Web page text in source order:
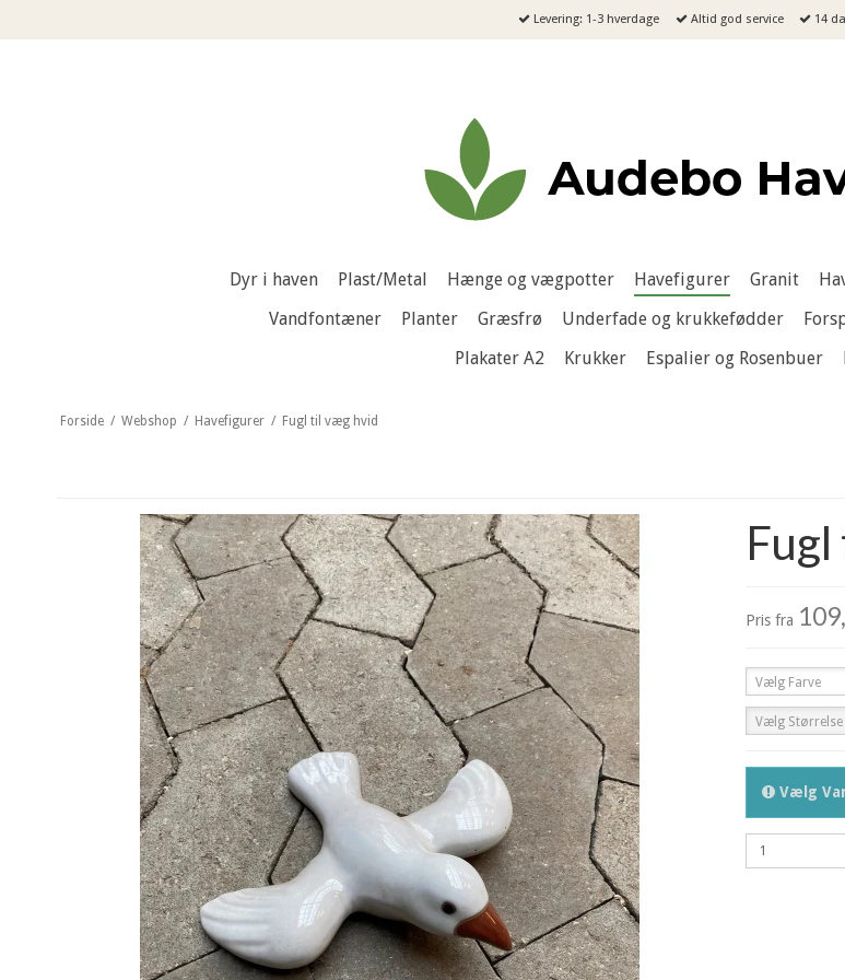
Levering: 1-3 hverdage Altid god service 14
Dyr i haven Plast/Metal Hænge og vægpotter Havefigurer Granit
Vandfontæner
Planter Græsfrø Underfade og krukkefødder
Plakater A2
Krukker Espalier og Rosenbuer
Forside / Webshop / Havefigurer / Fugl til væg hvid
Pris fra
Vælg Farve
Vælg Størrelse
Vælg